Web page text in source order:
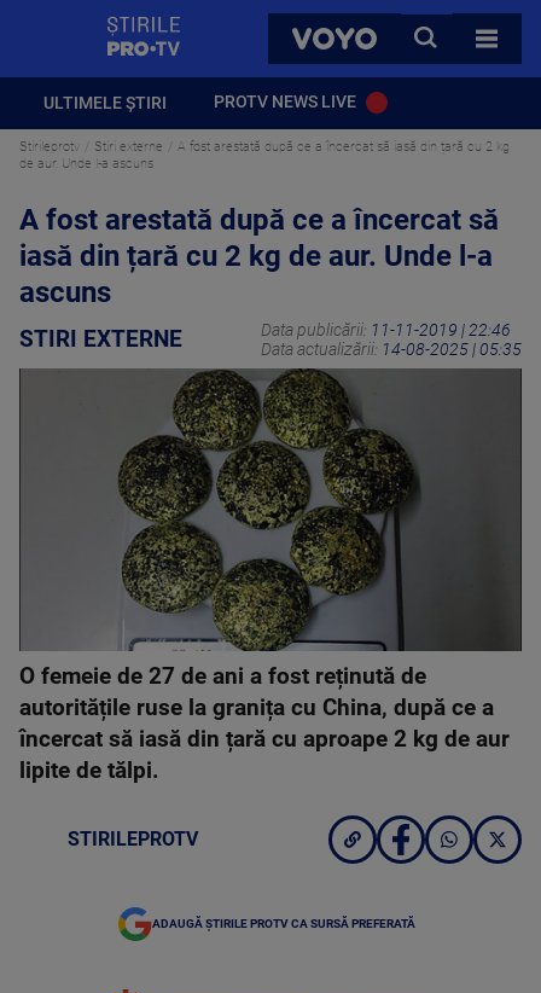
VOYO
CAUTA
TOATE
ULTIMELE ȘTIRI PROTV NEWS LIVE
Stirileprotv Stiri externe
A fost arestată după ce a încercat să iasă din țară cu 2 kg
de aur. Unde l-a ascuns
A fost arestată după ce a încercat să
iasă din țară cu 2 kg de aur. Unde l-a
ascuns
STIRI EXTERNE Data publicării: 11-11-2019 | 22:46
Data actualizării: 14-08-2025 | 05:35
O femeie de 27 de ani a fost reținută de
autoritățile ruse la granița cu China, după ce a
încercat să iasă din țară cu aproape 2 kg de aur
lipite de tălpi.
STIRILEPROTV
ADAUGĂ ȘTIRILE PROTV CA SURSĂ PREFERATĂ